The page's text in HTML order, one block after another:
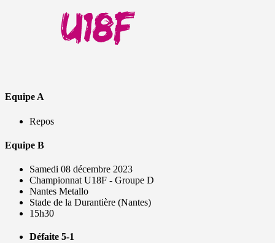
Equipe A
Repos
Equipe B
Samedi 08 décembre 2023
Championnat U18F - Groupe D
Nantes Metallo
Stade de la Durantière (Nantes)
15h30
Défaite 5-1